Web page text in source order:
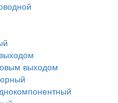
выходом